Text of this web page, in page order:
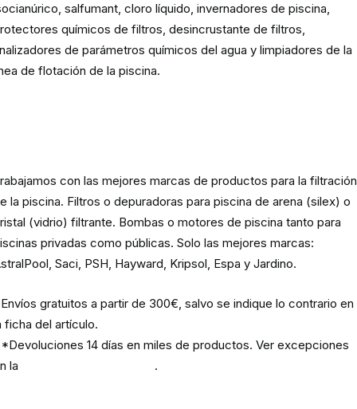
salfumant, cloro líquido, invernadores de piscina,
químicos de filtros, desincrustante de filtros,
de parámetros químicos del agua y limpiadores de la
de flotación de la piscina.
con las mejores marcas de productos para la filtración
la piscina. Filtros o depuradoras para piscina de arena (silex) o
(vidrio) filtrante. Bombas o motores de piscina tanto para
privadas como públicas. Solo las mejores marcas:
Saci, PSH, Hayward, Kripsol, Espa y Jardino.
gratuitos a partir de 300€, salvo se indique lo contrario en
ficha del artículo.
14 días en miles de productos. Ver excepciones
la
.